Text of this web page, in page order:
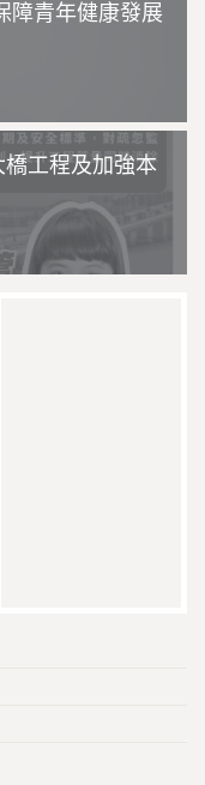
障青年健康發展
橋工程及加強本